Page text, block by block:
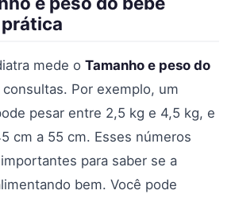
mede o Tamanho e peso do
Por exemplo, um
pesar entre 2,5 kg e 4,5 kg, e
cm a 55 cm. Esses números
para saber se a
bem. Você pode